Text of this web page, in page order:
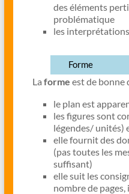
des éléments
problématique
les
Forme
La forme est de bonne
le plan est
les figures sont
légendes/ unités)
elle fournit des
(pas toutes les
suffisant)
elle suit les
nombre de